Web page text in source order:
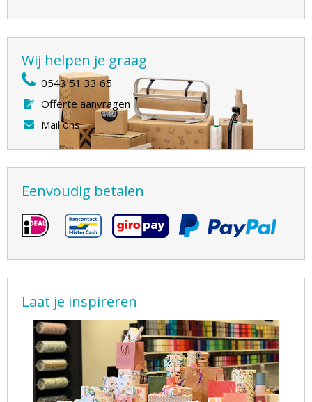
Wij helpen je graag
0543 51 33 65
Offerte aanvragen
Mail ons
Eenvoudig betalen
Laat je inspireren